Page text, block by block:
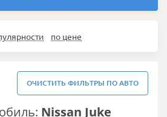
по цене
ОЧИСТИТЬ ФИЛЬТРЫ ПО АВТО
Nissan Juke